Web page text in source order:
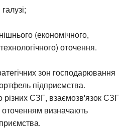
(економічного,
оточення.
зон господарювання
підприємства.
різних СЗГ, взаємозв'язок СЗГ
оточенням визначають